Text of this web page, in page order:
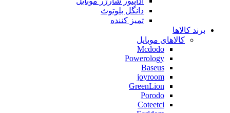
دانگل بلوتوث
تمیز کننده
برند کالاها
کالاهای موبایل
Mcdodo
Powerology
Baseus
joyroom
GreenLion
Porodo
Coteetci